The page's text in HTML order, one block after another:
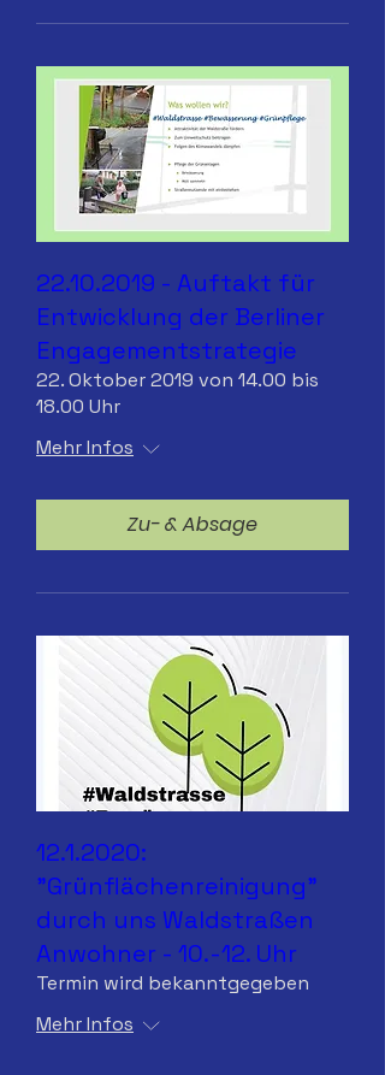
22.10.2019 - Auftakt für
Entwicklung der Berliner
Engagementstrategie
22. Oktober 2019 von 14.00 bis
18.00 Uhr
Mehr Infos
Zu- & Absage
12.1.2020:
"Grünflächenreinigung"
durch uns Waldstraßen
Anwohner - 10.-12. Uhr
Termin wird bekanntgegeben
Mehr Infos